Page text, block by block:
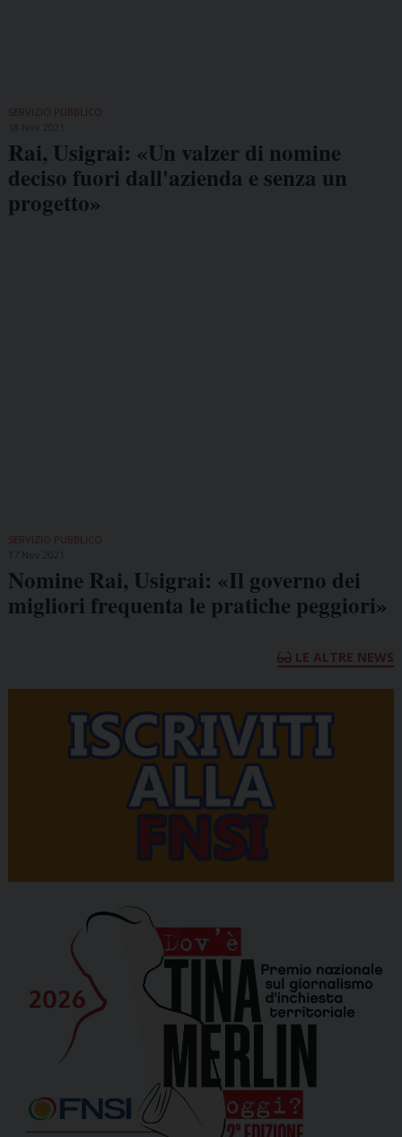
SERVIZIO PUBBLICO
Rai, Usigrai: «Un valzer di nomine
deciso fuori dall'azienda e senza un
progetto»
SERVIZIO PUBBLICO
Nomine Rai, Usigrai: «Il governo dei
migliori frequenta le pratiche peggiori»
LE ALTRE NEWS